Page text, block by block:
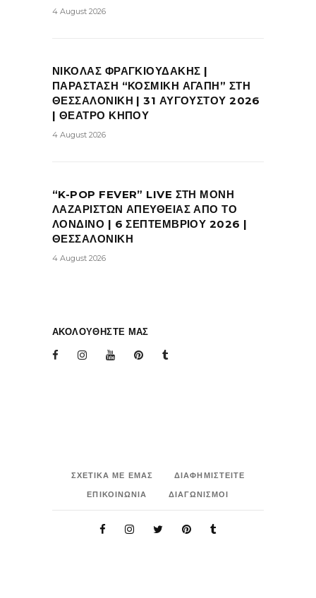
4 August 2026
ΝΙΚΟΛΑΣ ΦΡΑΓΚΙΟΥΔΑΚΗΣ |
ΠΑΡΑΣΤΑΣΗ “ΚΟΣΜΙΚΗ ΑΓΑΠΗ” ΣΤΗ
ΘΕΣΣΑΛΟΝΙΚΗ | 31 ΑΥΓΟΥΣΤΟΥ 2026
| ΘΕΑΤΡΟ ΚΗΠΟΥ
4 August 2026
“K-POP FEVER” LIVE ΣΤΗ ΜΟΝΗ
ΛΑΖΑΡΙΣΤΩΝ ΑΠΕΥΘΕΙΑΣ ΑΠΟ ΤΟ
ΛΟΝΔΙΝΟ | 6 ΣΕΠΤΕΜΒΡΙΟΥ 2026 |
ΘΕΣΣΑΛΟΝΙΚΗ
4 August 2026
ΑΚΟΛΟΥΘΗΣΤΕ ΜΑΣ
ΣΧΕΤΙΚΑ ΜΕ ΕΜΑΣ
ΔΙΑΦΗΜΙΣΤΕΙΤΕ
ΕΠΙΚΟΙΝΩΝΙΑ
ΔΙΑΓΩΝΙΣΜΟΙ